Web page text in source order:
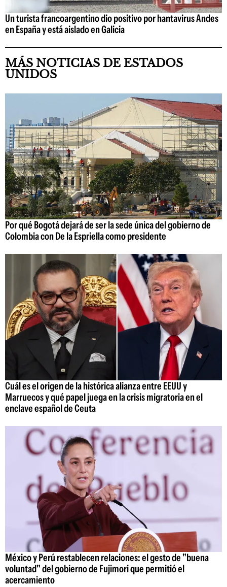
Un turista francoargentino dio positivo por hantavirus Andes
en España y está aislado en Galicia
MÁS NOTICIAS DE ESTADOS
UNIDOS
Por qué Bogotá dejará de ser la sede única del gobierno de
Colombia con De la Espriella como presidente
Cuál es el origen de la histórica alianza entre EEUU y
Marruecos y qué papel juega en la crisis migratoria en el
enclave español de Ceuta
México y Perú restablecen relaciones: el gesto de "buena
voluntad" del gobierno de Fujimori que permitió el
acercamiento